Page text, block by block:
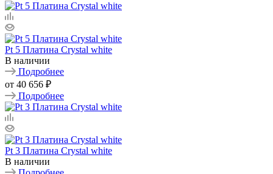
Pt 5 Платина Crystal white
В наличии
Подробнее
от 40 656 ₽
Подробнее
Pt 3 Платина Crystal white
В наличии